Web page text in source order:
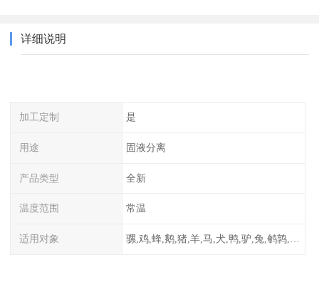
详细说明
加工定制 是
用途 固液分离
产品类型 全新
温度范围 常温
适用对象 骡,鸡,蜂,鹅,猪,羊,马,犬,鸭,驴,兔,鹌鹑,牛,鸽